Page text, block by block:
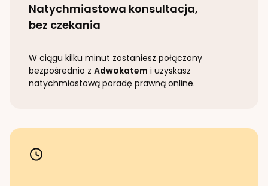
Natychmiastowa konsultacja,
bez czekania
W ciągu kilku minut zostaniesz połączony
bezpośrednio z Adwokatem i uzyskasz
natychmiastową poradę prawną online.